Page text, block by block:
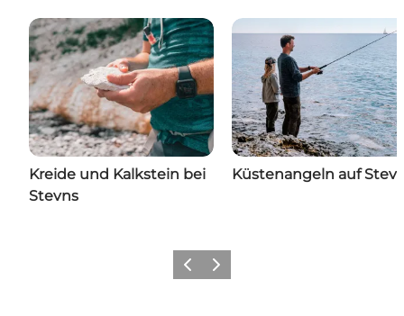
Kreide und Kalkstein bei
Stevns
Küstenangeln auf
ZurückWeiter